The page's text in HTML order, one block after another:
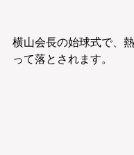
横山会長の始球式で、
って落とされます。